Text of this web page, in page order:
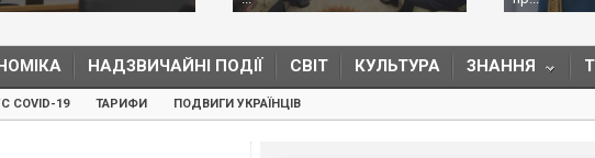
НАДЗВИЧАЙНІ ПОДІЇ СВІТ КУЛЬТУРА ЗНАННЯ
COVID-19 ТАРИФИ ПОДВИГИ УКРАЇНЦІВ